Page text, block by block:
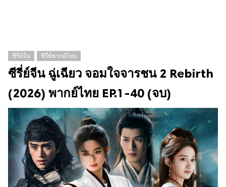
ซีรี่ย์จีน ซีรี่ย์พากย์ไทย
ซีรี่ย์จีน ฉู่เฉียว จอมใจจารชน 2 Rebirth
(2026) พากย์ไทย EP.1-40 (จบ)